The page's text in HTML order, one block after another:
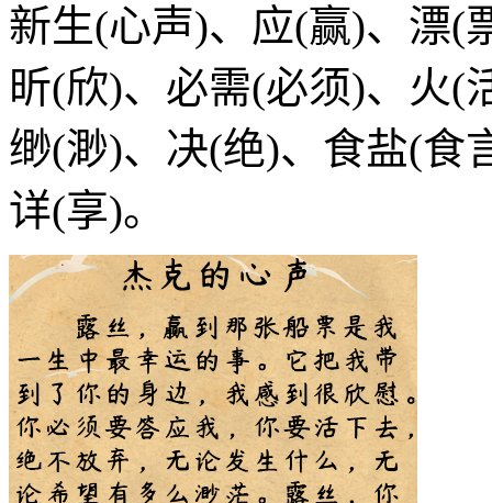
新生(心声)、应(赢)、漂(
昕(欣)、必需(必须)、火(
缈(渺)、决(绝)、食盐(食
详(享)。